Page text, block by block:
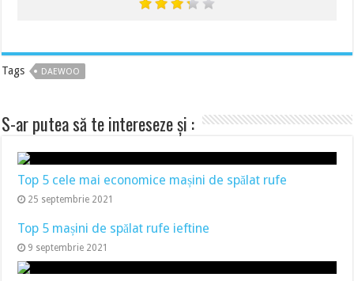
Tags DAEWOO
S-ar putea să te intereseze și :
Top 5 cele mai economice mașini de spălat rufe
25 septembrie 2021
Top 5 mașini de spălat rufe ieftine
9 septembrie 2021